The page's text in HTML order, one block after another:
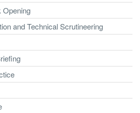
Opening
and Technical Scrutineering